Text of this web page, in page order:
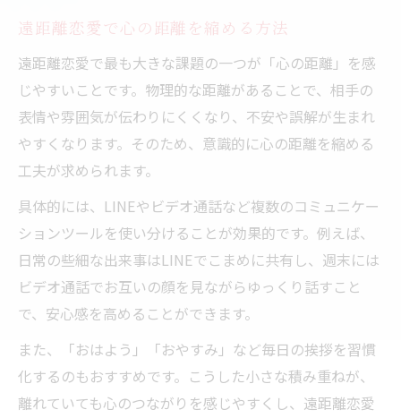
話しすぎず話さなすぎない遠距離恋愛の連
絡術
遠距離恋愛で電話やLINEをうまく使い分け
る
遠距離恋愛の負担を減らす連絡ルールの作
り方
一緒にできる遠距離カップルの新習慣
遠距離恋愛で一緒に楽しめる暇つぶしアイ
デア
遠距離恋愛を深めるカップル専用アプリ活
用術
遠距離カップルでできるオンラインゲーム
の魅力
遠距離恋愛で共有体験を増やす新習慣
遠距離恋愛で心の距離を縮める方法
遠距離恋愛で最も大きな課題の一つが「心の距離」を感
じやすいことです。物理的な距離があることで、相手の
表情や雰囲気が伝わりにくくなり、不安や誤解が生まれ
やすくなります。そのため、意識的に心の距離を縮める
工夫が求められます。
具体的には、LINEやビデオ通話など複数のコミュニケー
ションツールを使い分けることが効果的です。例えば、
日常の些細な出来事はLINEでこまめに共有し、週末には
ビデオ通話でお互いの顔を見ながらゆっくり話すこと
で、安心感を高めることができます。
また、「おはよう」「おやすみ」など毎日の挨拶を習慣
化するのもおすすめです。こうした小さな積み重ねが、
離れていても心のつながりを感じやすくし、遠距離恋愛